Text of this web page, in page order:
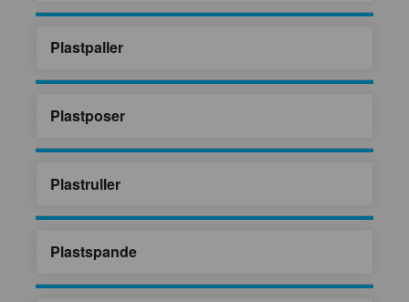
Plastpaller
Plastposer
Plastruller
Plastspande